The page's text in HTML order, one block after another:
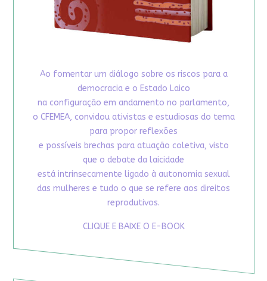
Ao fomentar um diálogo sobre os riscos para a
democracia e o Estado Laico
na configuração em andamento no parlamento,
o CFEMEA, convidou ativistas e estudiosas do tema
para propor reflexões
e possíveis brechas para atuação coletiva, visto
que o debate da laicidade
está intrinsecamente ligado à autonomia sexual
das mulheres e tudo o que se refere aos direitos
reprodutivos.
CLIQUE E BAIXE O E-BOOK